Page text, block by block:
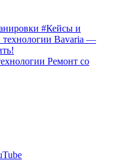
#Кейсы и
технологии Bavaria —
Ремонт со